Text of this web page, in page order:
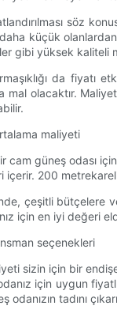
söz
küçük olanlardan
gibi yüksek kaliteli
da
mal olacaktır.
maliyeti
cam güneş odası
200
çeşitli
için en iyi değeri
seçenekleri
sizin için bir
için uygun
odanızın tadını